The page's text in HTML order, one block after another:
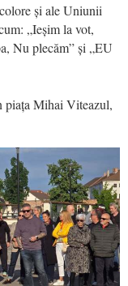
și ale Uniunii
„Ieșim la vot,
Nu plecăm” și „EU
piața Mihai Viteazul,